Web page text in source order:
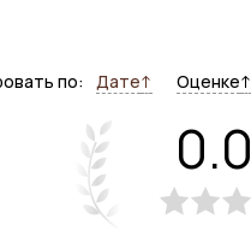
по: Дате↑ Оценке↑
0.0